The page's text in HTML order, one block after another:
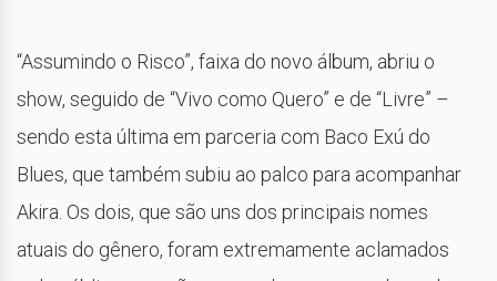
“Assumindo o Risco”, faixa do novo álbum, abriu o
show, seguido de “Vivo como Quero” e de “Livre” –
sendo esta última em parceria com Baco Exú do
Blues, que também subiu ao palco para acompanhar
Akira. Os dois, que são uns dos principais nomes
atuais do gênero, foram extremamente aclamados